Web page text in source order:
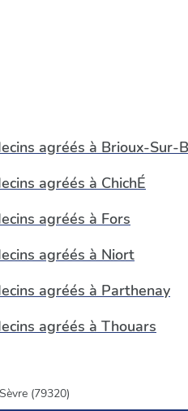
agréés à Brioux-Sur-
agréés à ChichÉ
agréés à Fors
agréés à Niort
agréés à Parthenay
agréés à Thouars
(79320)